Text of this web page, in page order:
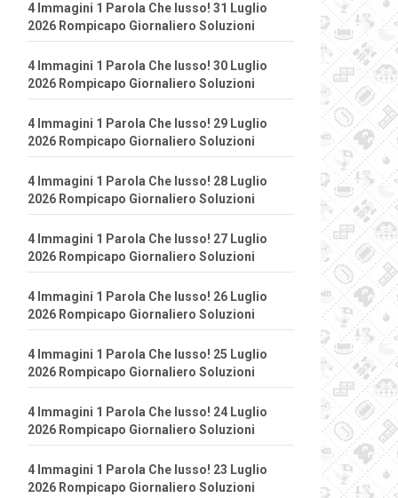
4 Immagini 1 Parola Che lusso! 31 Luglio
2026 Rompicapo Giornaliero Soluzioni
4 Immagini 1 Parola Che lusso! 30 Luglio
2026 Rompicapo Giornaliero Soluzioni
4 Immagini 1 Parola Che lusso! 29 Luglio
2026 Rompicapo Giornaliero Soluzioni
4 Immagini 1 Parola Che lusso! 28 Luglio
2026 Rompicapo Giornaliero Soluzioni
4 Immagini 1 Parola Che lusso! 27 Luglio
2026 Rompicapo Giornaliero Soluzioni
4 Immagini 1 Parola Che lusso! 26 Luglio
2026 Rompicapo Giornaliero Soluzioni
4 Immagini 1 Parola Che lusso! 25 Luglio
2026 Rompicapo Giornaliero Soluzioni
4 Immagini 1 Parola Che lusso! 24 Luglio
2026 Rompicapo Giornaliero Soluzioni
4 Immagini 1 Parola Che lusso! 23 Luglio
2026 Rompicapo Giornaliero Soluzioni